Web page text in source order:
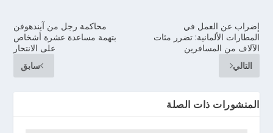
محاكمة رجل من آيندهوفن
بتهمة مساعدة عشرة أشخاص
على الانتحار
سابق
إضراب عن العمل في
المطارات الألمانية: تضرر مئات
الآلاف من المسافرين
التالي
المنشورات ذات الصلة